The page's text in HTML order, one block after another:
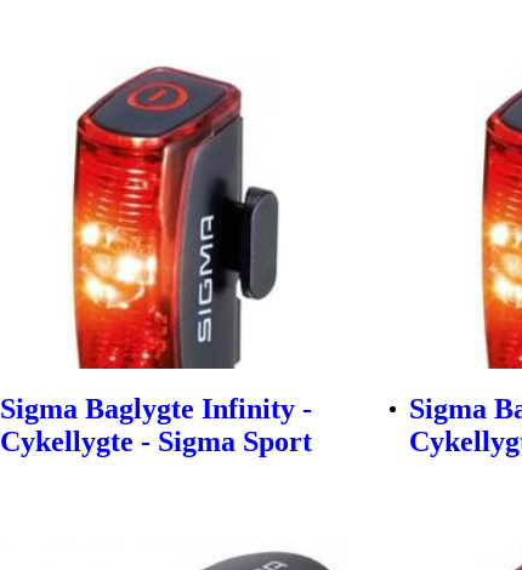
Sigma Baglygte Infinity -
Cykellygte - Sigma Sport
Sigma